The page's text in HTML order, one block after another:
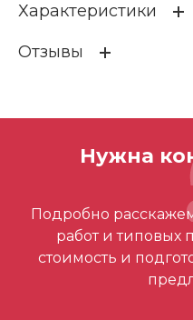
Характеристики
Гарантия производителя
Отзывы
Отзывов ещё
Нужна
Подробно
работ и типовых
стоимость и